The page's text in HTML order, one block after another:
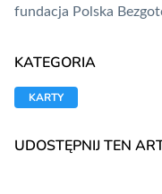
fundacja Polska
KATEGORIA
KARTY
UDOSTĘPNIJ TEN